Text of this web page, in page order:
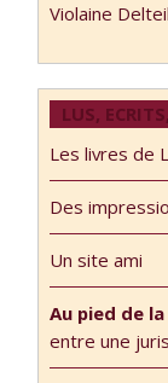
Violaine
LUS,
Les livres de
Des
Un site ami
Au pied de
entre une